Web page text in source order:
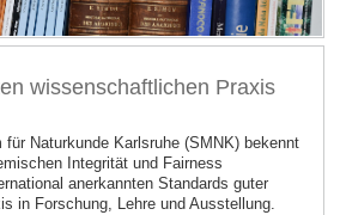
wissenschaftlichen Praxis
für Naturkunde Karlsruhe (SMNK) bekennt
Integrität und Fairness
anerkannten Standards guter
in Forschung, Lehre und Ausstellung.